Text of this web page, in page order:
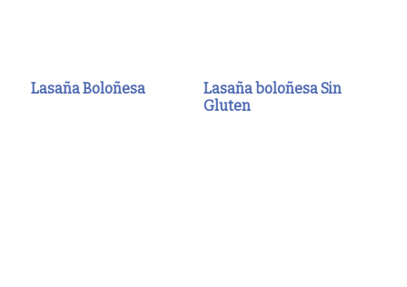
Lasaña Boloñesa
Lasaña boloñesa Sin
Gluten